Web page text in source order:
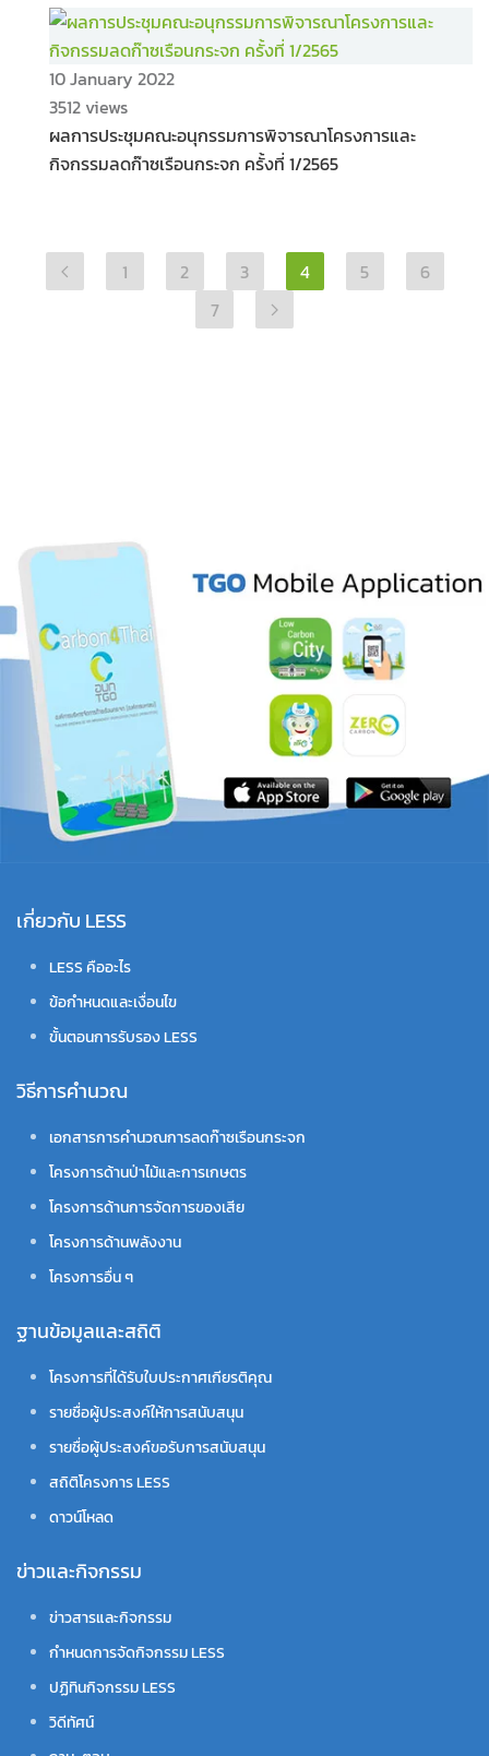
10 January 2022
3512 views
ผลการประชุมคณะอนุกรรมการพิจารณาโครงการและ
กิจกรรมลดก๊าซเรือนกระจก ครั้งที่ 1/2565
1 2 3 4 5
6
7
เกี่ยวกับ LESS
LESS คืออะไร
ข้อกำหนดและเงื่อนไข
ขั้นตอนการรับรอง LESS
วิธีการคำนวณ
เอกสารการคำนวณการลดก๊าซเรือนกระจก
โครงการด้านป่าไม้และการเกษตร
โครงการด้านการจัดการของเสีย
โครงการด้านพลังงาน
โครงการอื่น ๆ
ฐานข้อมูลและสถิติ
โครงการที่ได้รับใบประกาศเกียรติคุณ
รายชื่อผู้ประสงค์ให้การสนับสนุน
รายชื่อผู้ประสงค์ขอรับการสนับสนุน
สถิติโครงการ LESS
ดาวน์โหลด
ข่าวและกิจกรรม
ข่าวสารและกิจกรรม
กำหนดการจัดกิจกรรม LESS
ปฏิทินกิจกรรม LESS
วิดีทัศน์